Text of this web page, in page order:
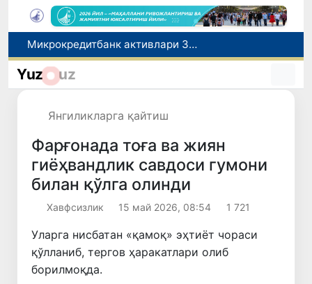
Малайзия Марказий Осиёда тиббий туризм йўналиши сифатидаги мавқеини мустаҳкамламоқда
Польшадаги элчихона кўмагида она ва бола Ватанга қайтарилди
Yuz uz
Янгиликларга қайтиш
Фарғонада тоға ва жиян
гиёҳвандлик савдоси гумони
билан қўлга олинди
Хавфсизлик 15 май 2026, 08:54 1 721
Уларга нисбатан «қамоқ» эҳтиёт чораси
қўлланиб, тергов ҳаракатлари олиб
борилмоқда.